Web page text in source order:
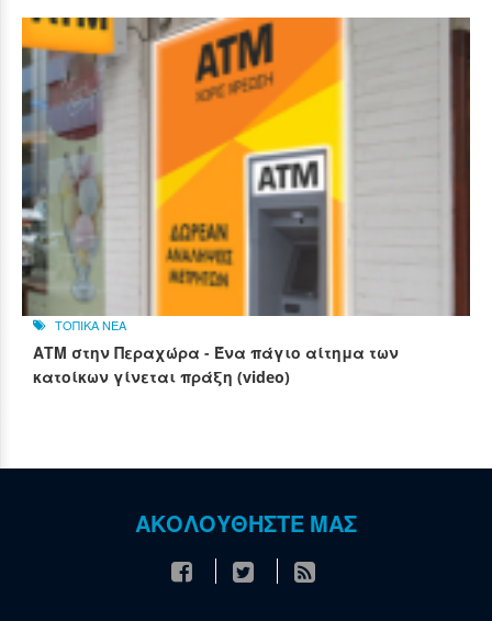
ΤΟΠΙΚΑ ΝΕΑ
ΑΤΜ στην Περαχώρα - Ένα πάγιο αίτημα των
κατοίκων γίνεται πράξη (video)
ΑΚΟΛΟΥΘΗΣΤΕ ΜΑΣ